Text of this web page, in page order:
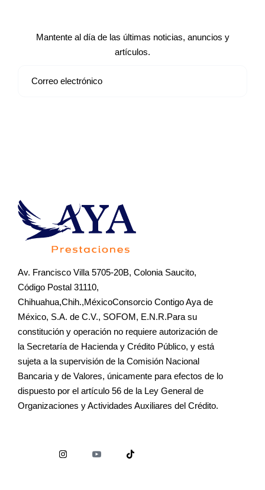
Mantente al día de las últimas noticias, anuncios y
artículos.
Av. Francisco Villa 5705-20B, Colonia Saucito,
Código Postal 31110,
Chihuahua,Chih.,MéxicoConsorcio Contigo Aya de
México, S.A. de C.V., SOFOM, E.N.R.Para su
constitución y operación no requiere autorización de
la Secretaría de Hacienda y Crédito Público, y está
sujeta a la supervisión de la Comisión Nacional
Bancaria y de Valores, únicamente para efectos de lo
dispuesto por el artículo 56 de la Ley General de
Organizaciones y Actividades Auxiliares del Crédito.